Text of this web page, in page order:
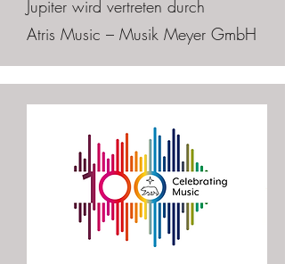
Jupiter wird vertreten durch
Atris Music – Musik Meyer GmbH